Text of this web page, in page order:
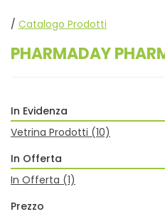
/ Catalogo Prodotti
PHARMADAY
In Evidenza
Vetrina Prodotti (10)
In Offerta
In Offerta (1)
Prezzo